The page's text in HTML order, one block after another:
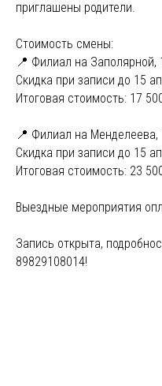
приглашены родители.
Стоимость смены:
📍 Филиал на Заполярной,
Скидка при записи до 15
Итоговая стоимость: 17
📍 Филиал на
Скидка при записи до 15
Итоговая стоимость: 23
Выездные мероприятия
Запись открыта,
89829108014!